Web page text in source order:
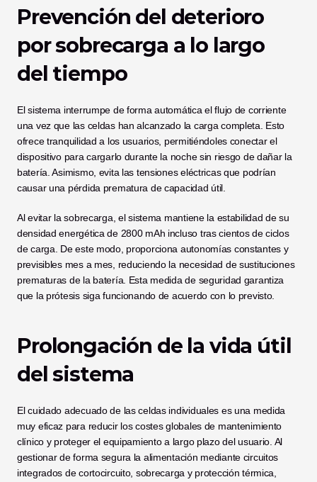
Prevención del deterioro
por sobrecarga a lo largo
del tiempo
El sistema interrumpe de forma automática el flujo de corriente
una vez que las celdas han alcanzado la carga completa. Esto
ofrece tranquilidad a los usuarios, permitiéndoles conectar el
dispositivo para cargarlo durante la noche sin riesgo de dañar la
batería. Asimismo, evita las tensiones eléctricas que podrían
causar una pérdida prematura de capacidad útil.
Al evitar la sobrecarga, el sistema mantiene la estabilidad de su
densidad energética de 2800 mAh incluso tras cientos de ciclos
de carga. De este modo, proporciona autonomías constantes y
previsibles mes a mes, reduciendo la necesidad de sustituciones
prematuras de la batería. Esta medida de seguridad garantiza
que la prótesis siga funcionando de acuerdo con lo previsto.
Prolongación de la vida útil
del sistema
El cuidado adecuado de las celdas individuales es una medida
muy eficaz para reducir los costes globales de mantenimiento
clínico y proteger el equipamiento a largo plazo del usuario. Al
gestionar de forma segura la alimentación mediante circuitos
integrados de cortocircuito, sobrecarga y protección térmica,